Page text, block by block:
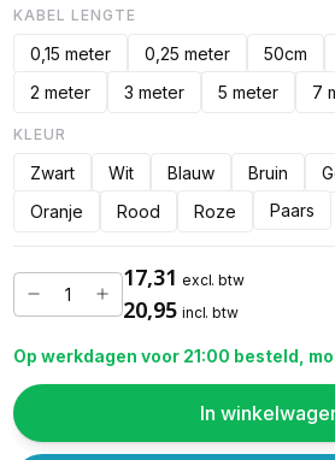
KABEL LENGTE
0,15 meter 0,25 meter 50cm
2 meter
3 meter 5 meter 7
KLEUR
Zwart Wit Blauw Bruin
Oranje
Rood Roze Paars
17,31 excl. btw
20,95 incl. btw
Op werkdagen voor 21:00 besteld,
In